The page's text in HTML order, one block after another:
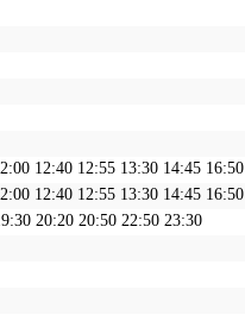
12:40 12:55 13:30 14:45 16:50
12:40 12:55 13:30 14:45 16:50
20:20 20:50 22:50 23:30